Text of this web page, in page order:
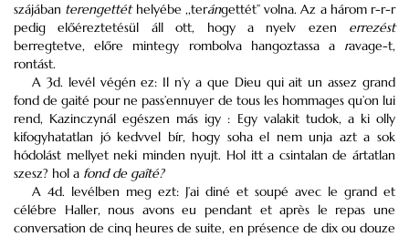
szájában terengettéthelyébe ,,terángettét” volna. Az a három r-r-r
pedig előéreztetésül áll ott, hogy a nyelv ezen errezést
berregtetve, előre mintegy rombolva hangoztassa a ravage-t,
rontást.
A 3d. levél végén ez: Il n’y a que Dieu qui ait un assez grand
fond de gaité pour ne pass’ennuyer de tous les hommages qu’on lui
rend, Kazinczynál egészen más igy : Egy valakit tudok, a ki olly
kifogyhatatlan jó kedvvel bír, hogy soha el nem unja azt a sok
hódolást mellyet neki minden nyujt. Hol itt a csintalan de ártatlan
szesz? hol a fond de gaîté?
A 4d. levélben meg ezt: J’ai diné et soupé avec le grand et
célébre Haller, nous avons eu pendant et après le repas une
conversation de cinq heures de suite, en présence de dix ou douze